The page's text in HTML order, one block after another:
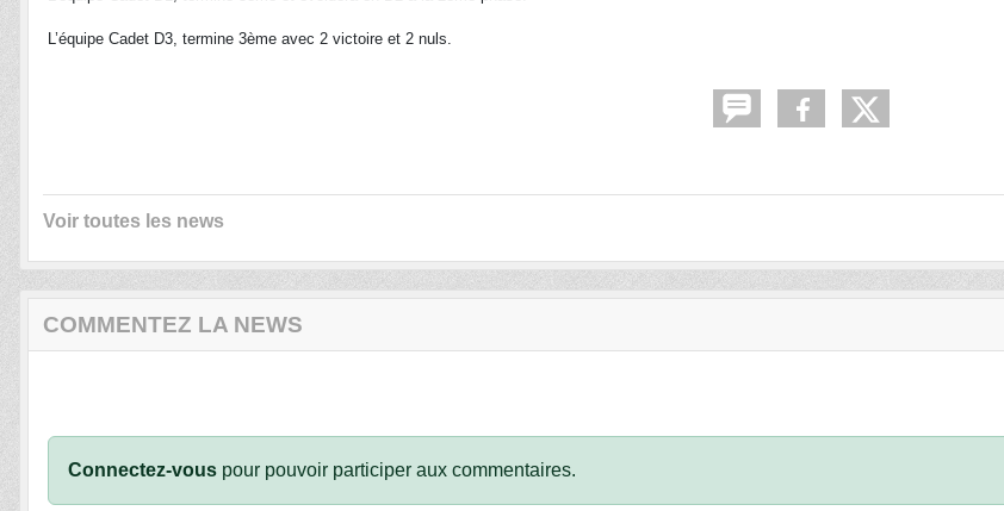
L’équipe Cadet D3, termine 3ème avec 2 victoire et 2 nuls.
Voir toutes les news
COMMENTEZ LA NEWS
Connectez-vous pour pouvoir participer aux commentaires.